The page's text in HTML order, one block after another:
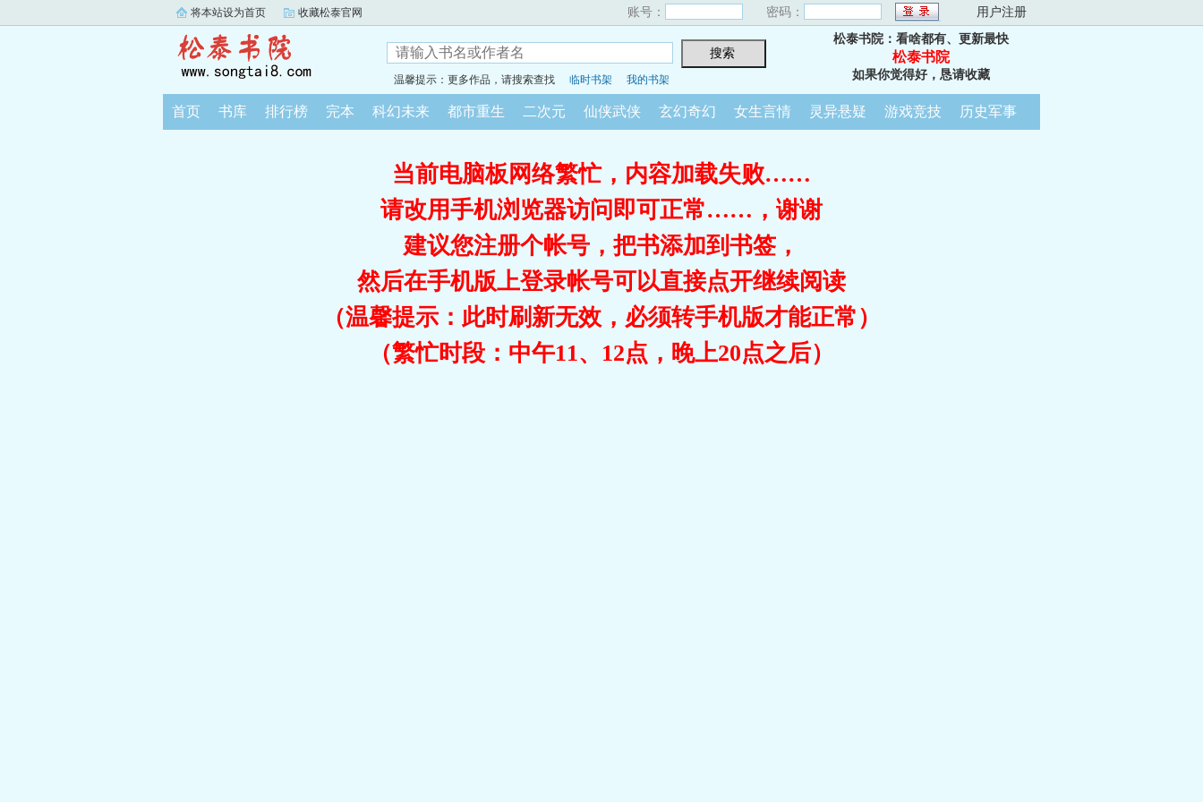
将本站设为首页 收藏松泰官网 账号： 密码： 用户注册
温馨提示：更多作品，请搜索查找 临时书架 我的书架
松泰书院：看啥都有、更新最快
松泰书院
如果你觉得好，恳请收藏
首页 书库 排行榜 完本 科幻未来 都市重生 二次元 仙侠武侠 玄幻奇幻 女生言情 灵异悬疑 游戏竞技 历史军事
当前电脑板网络繁忙，内容加载失败……
请改用手机浏览器访问即可正常……，谢谢
建议您注册个帐号，把书添加到书签，
然后在手机版上登录帐号可以直接点开继续阅读
（温馨提示：此时刷新无效，必须转手机版才能正常）
（繁忙时段：中午11、12点，晚上20点之后）